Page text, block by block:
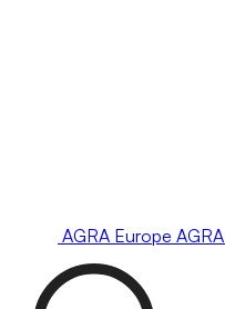
AGRA Europe AGRA